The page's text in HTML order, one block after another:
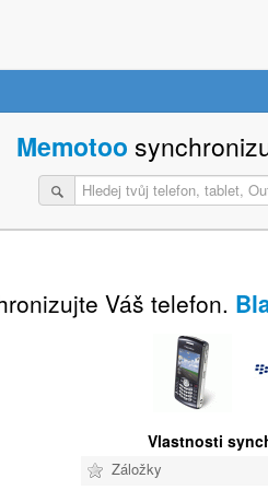
Memotoo
Váš telefon.
Vlastnosti
Záložky